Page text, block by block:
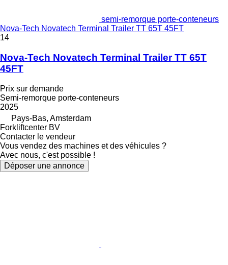
semi-remorque porte-conteneurs
Nova-Tech Novatech Terminal Trailer TT 65T 45FT
14
Nova-Tech Novatech Terminal Trailer TT 65T
45FT
Prix sur demande
Semi-remorque porte-conteneurs
2025
Pays-Bas, Amsterdam
Forkliftcenter BV
Contacter le vendeur
Vous vendez des machines et des véhicules ?
Avec nous, c'est possible !
Déposer une annonce